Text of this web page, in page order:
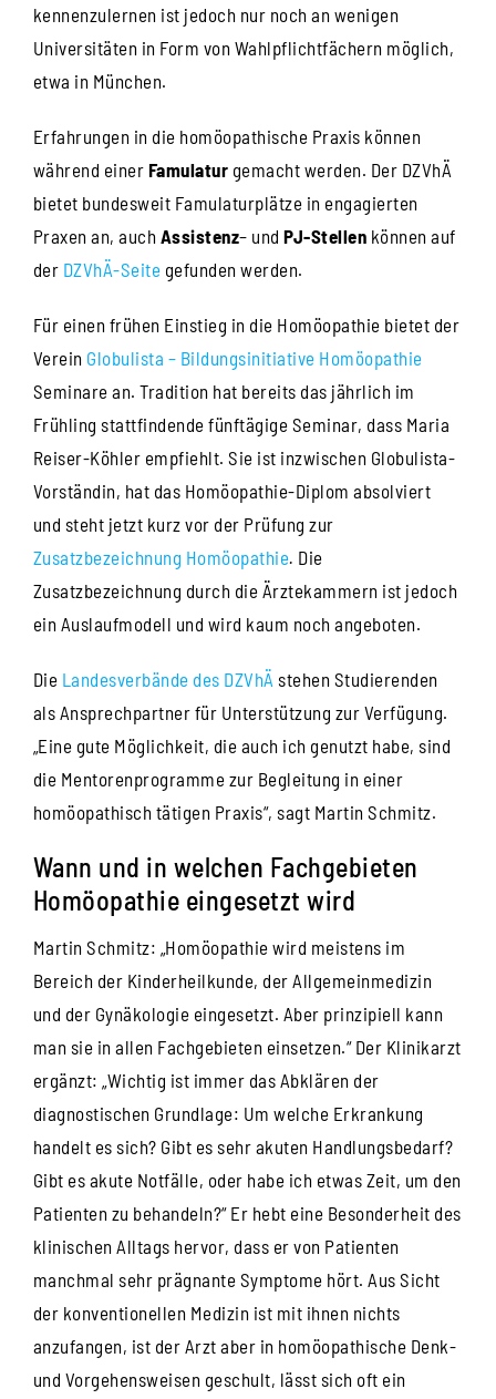
kennenzulernen ist jedoch nur noch an wenigen
Universitäten in Form von Wahlpflichtfächern möglich,
etwa in München.
Erfahrungen in die homöopathische Praxis können
während einer Famulatur gemacht werden. Der DZVhÄ
bietet bundesweit Famulaturplätze in engagierten
Praxen an, auch Assistenz– undPJ-Stellen können auf
der DZVhÄ-Seite gefunden werden.
Für einen frühen Einstieg in die Homöopathie bietet der
Verein Globulista – Bildungsinitiative Homöopathie
Seminare an. Tradition hat bereits das jährlich im
Frühling stattfindende fünftägige Seminar, dass Maria
Reiser-Köhler empfiehlt. Sie ist inzwischen Globulista-
Vorständin, hat das Homöopathie-Diplom absolviert
und steht jetzt kurz vor der Prüfung zur
Zusatzbezeichnung Homöopathie. Die
Zusatzbezeichnung durch die Ärztekammern ist jedoch
ein Auslaufmodell und wird kaum noch angeboten.
Die Landesverbände des DZVhÄ stehen Studierenden
als Ansprechpartner für Unterstützung zur Verfügung.
„Eine gute Möglichkeit, die auch ich genutzt habe, sind
die Mentorenprogramme zur Begleitung in einer
homöopathisch tätigen Praxis“, sagt Martin Schmitz.
Wann und in welchen Fachgebieten
Homöopathie eingesetzt wird
Martin Schmitz: „Homöopathie wird meistens im
Bereich der Kinderheilkunde, der Allgemeinmedizin
und der Gynäkologie eingesetzt. Aber prinzipiell kann
man sie in allen Fachgebieten einsetzen.“ Der Klinikarzt
ergänzt: „Wichtig ist immer das Abklären der
diagnostischen Grundlage: Um welche Erkrankung
handelt es sich? Gibt es sehr akuten Handlungsbedarf?
Gibt es akute Notfälle, oder habe ich etwas Zeit, um den
Patienten zu behandeln?“ Er hebt eine Besonderheit des
klinischen Alltags hervor, dass er von Patienten
manchmal sehr prägnante Symptome hört. Aus Sicht
der konventionellen Medizin ist mit ihnen nichts
anzufangen, ist der Arzt aber in homöopathische Denk-
und Vorgehensweisen geschult, lässt sich oft ein